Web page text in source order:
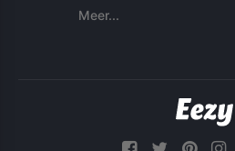
Meer...